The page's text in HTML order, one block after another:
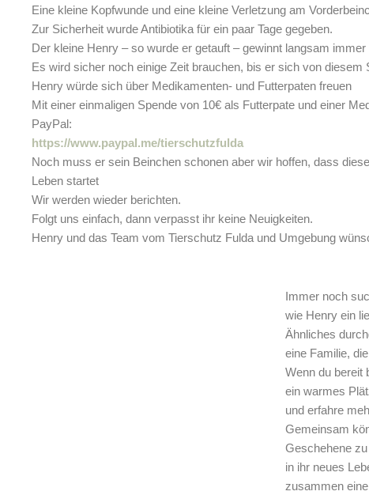
Eine kleine Kopfwunde und eine kleine Verletzung am
Zur Sicherheit wurde Antibiotika für ein paar Tage gegeben.
Der kleine Henry – so wurde er getauft – gewinnt langsam immer
Es wird sicher noch einige Zeit brauchen, bis er sich von diesem
Henry würde sich über Medikamenten- und Futterpaten freuen
Mit einer einmaligen Spende von 10€ als Futterpate und einer
PayPal:
https://www.paypal.me/tierschutzfulda
Noch muss er sein Beinchen schonen aber wir hoffen, dass
Leben startet
Wir werden wieder berichten.
Folgt uns einfach, dann verpasst ihr keine Neuigkeiten.
Henry und das Team vom Tierschutz Fulda und Umgebung
Immer noch
wie Henry ein
Ähnliches
eine Familie,
Wenn du bereit
ein warmes
und erfahre
Gemeinsam
Geschehene
in ihr neues
zusammen